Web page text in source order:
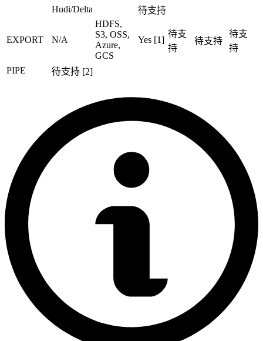
Hudi/Delta 待支持
EXPORT N/A
HDFS,
S3, OSS,
Azure,
GCS
Yes [1]
待支
持
待支持
待支
持
PIPE 待支持 [2]